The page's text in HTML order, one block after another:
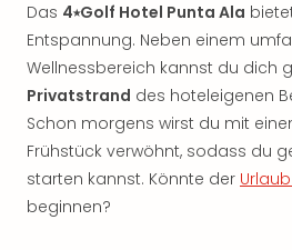
Das 4⭑Golf Hotel Punta Ala
Entspannung. Neben einem
Wellnessbereich kannst du dich
Privatstrand des hoteleigenen
Schon morgens wirst du mit
Frühstück verwöhnt, sodass du
starten kannst. Könnte der
beginnen?